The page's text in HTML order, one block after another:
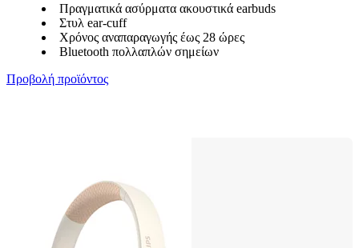
Πραγματικά ασύρματα ακουστικά earbuds
Στυλ ear-cuff
Χρόνος αναπαραγωγής έως 28 ώρες
Bluetooth πολλαπλών σημείων
Προβολή προϊόντος